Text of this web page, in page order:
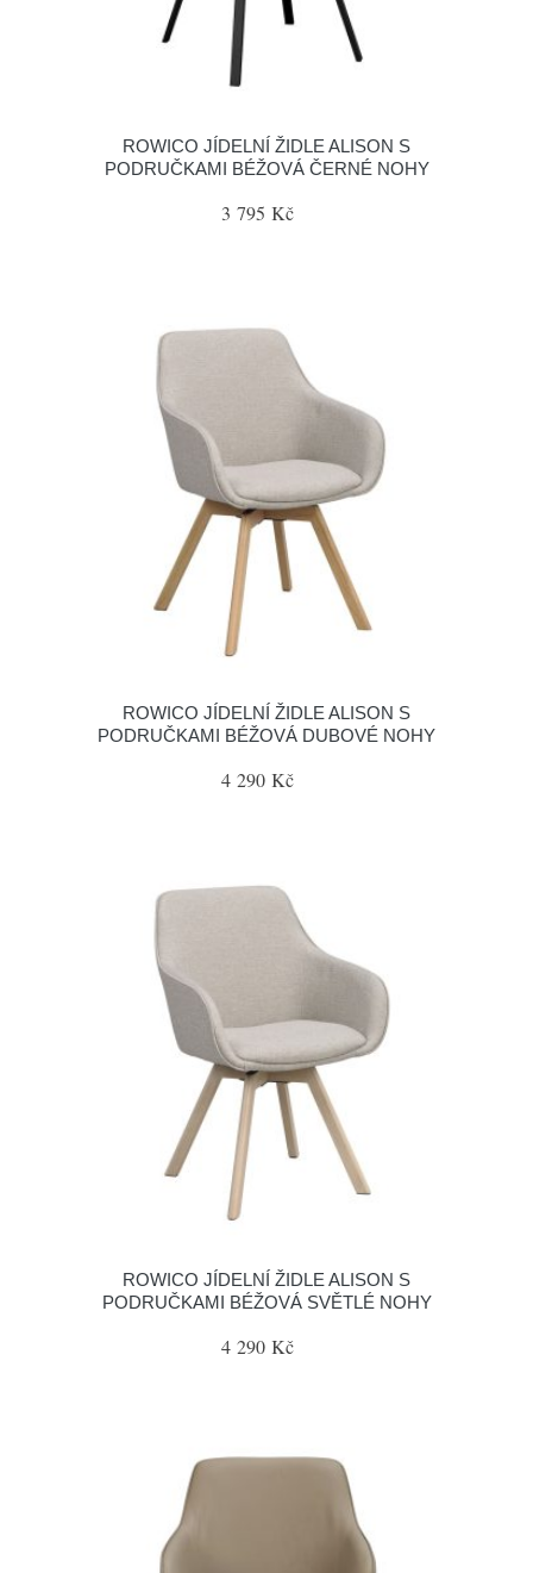
ROWICO JÍDELNÍ ŽIDLE ALISON S
PODRUČKAMI BÉŽOVÁ ČERNÉ NOHY
3 795 Kč
ROWICO JÍDELNÍ ŽIDLE ALISON S
PODRUČKAMI BÉŽOVÁ DUBOVÉ NOHY
4 290 Kč
ROWICO JÍDELNÍ ŽIDLE ALISON S
PODRUČKAMI BÉŽOVÁ SVĚTLÉ NOHY
4 290 Kč